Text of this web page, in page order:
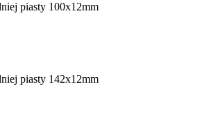
piasty 100x12mm
piasty 142x12mm